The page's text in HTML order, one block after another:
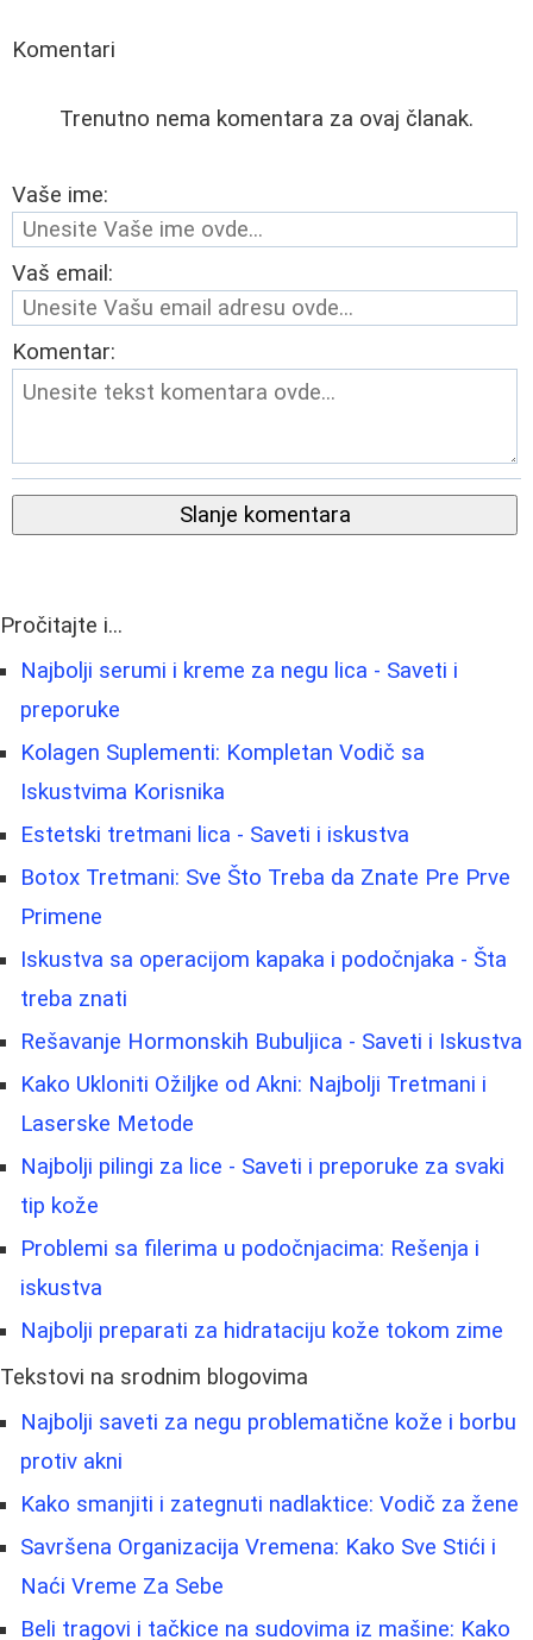
Komentari
Trenutno nema komentara za ovaj članak.
Vaše ime:
Vaš email:
Komentar:
Slanje komentara
Pročitajte i...
Najbolji serumi i kreme za negu lica - Saveti i
preporuke
Kolagen Suplementi: Kompletan Vodič sa
Iskustvima Korisnika
Estetski tretmani lica - Saveti i iskustva
Botox Tretmani: Sve Što Treba da Znate Pre Prve
Primene
Iskustva sa operacijom kapaka i podočnjaka - Šta
treba znati
Rešavanje Hormonskih Bubuljica - Saveti i Iskustva
Kako Ukloniti Ožiljke od Akni: Najbolji Tretmani i
Laserske Metode
Najbolji pilingi za lice - Saveti i preporuke za svaki
tip kože
Problemi sa filerima u podočnjacima: Rešenja i
iskustva
Najbolji preparati za hidrataciju kože tokom zime
Tekstovi na srodnim blogovima
Najbolji saveti za negu problematične kože i borbu
protiv akni
Kako smanjiti i zategnuti nadlaktice: Vodič za žene
Savršena Organizacija Vremena: Kako Sve Stići i
Naći Vreme Za Sebe
Beli tragovi i tačkice na sudovima iz mašine: Kako